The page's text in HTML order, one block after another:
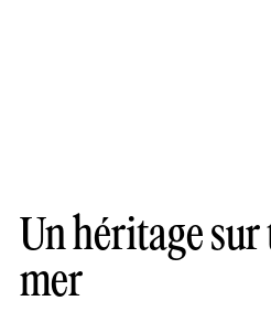
Un héritage sur
mer